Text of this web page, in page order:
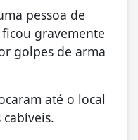
pessoa de
gravemente
golpes de arma
até o local